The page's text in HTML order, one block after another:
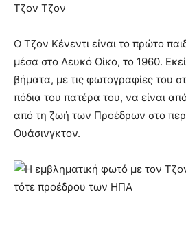
Τζον Τζον
Ο Τζον Κένεντι είναι το πρώτο
μέσα στο Λευκό Οίκο, το 1960.
βήματα, με τις φωτογραφίες του
πόδια του πατέρα του, να είναι
από τη ζωή των Προέδρων στο
Ουάσινγκτον.